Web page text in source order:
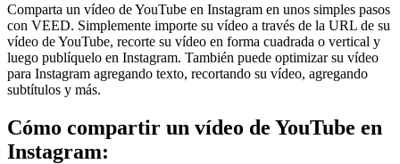
Comparta un vídeo de YouTube en Instagram en unos simples pasos
con VEED. Simplemente importe su vídeo a través de la URL de su
vídeo de YouTube, recorte su vídeo en forma cuadrada o vertical y
luego publíquelo en Instagram. También puede optimizar su vídeo
para Instagram agregando texto, recortando su vídeo, agregando
subtítulos y más.
Cómo compartir un vídeo de YouTube en
Instagram: